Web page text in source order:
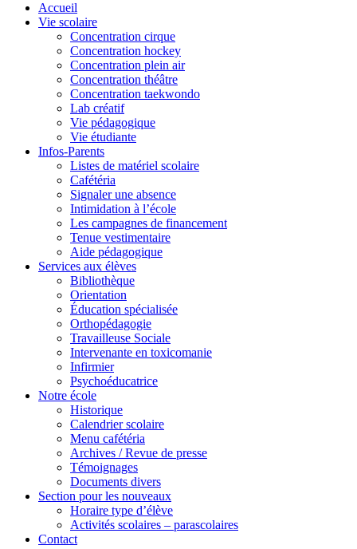
Accueil
Vie scolaire
Concentration cirque
Concentration hockey
Concentration plein air
Concentration théâtre
Concentration taekwondo
Lab créatif
Vie pédagogique
Vie étudiante
Infos-Parents
Listes de matériel scolaire
Cafétéria
Signaler une absence
Intimidation à l’école
Les campagnes de financement
Tenue vestimentaire
Aide pédagogique
Services aux élèves
Bibliothèque
Orientation
Éducation spécialisée
Orthopédagogie
Travailleuse Sociale
Intervenante en toxicomanie
Infirmier
Psychoéducatrice
Notre école
Historique
Calendrier scolaire
Menu cafétéria
Archives / Revue de presse
Témoignages
Documents divers
Section pour les nouveaux
Horaire type d’élève
Activités scolaires – parascolaires
Contact